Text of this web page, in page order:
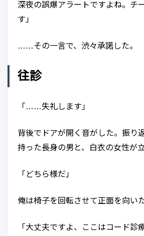
深夜の誤爆アラートですよね。チ
す」
……その一言で、渋々承諾した。
往診
「……失礼します」
背後でドアが開く音がした。振り
持った長身の男と、白衣の女性が
「どちら様だ」
俺は椅子を回転させて正面を向いた
「大丈夫ですよ、ここはコード診